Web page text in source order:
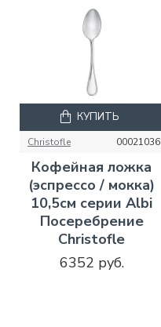
Christofle 00021036
Кофейная ложка
(эспрессо / мокка)
10,5см серии Albi
Посеребрение
Christofle
6352 руб.
КУПИТЬ